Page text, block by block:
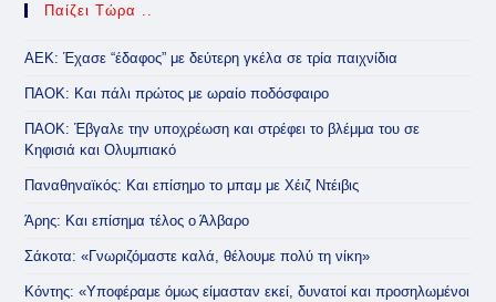
Παίζει Τώρα ..
ΑΕΚ: Έχασε “έδαφος” με δεύτερη γκέλα σε τρία παιχνίδια
ΠΑΟΚ: Και πάλι πρώτος με ωραίο ποδόσφαιρο
ΠΑΟΚ: Έβγαλε την υποχρέωση και στρέφει το βλέμμα του σε
Κηφισιά και Ολυμπιακό
Παναθηναϊκός: Και επίσημο το μπαμ με Χέιζ Ντέιβις
Άρης: Και επίσημα τέλος ο Άλβαρο
Σάκοτα: «Γνωριζόμαστε καλά, θέλουμε πολύ τη νίκη»
Κόντης: «Υποφέραμε όμως είμασταν εκεί, δυνατοί και προσηλωμένοι